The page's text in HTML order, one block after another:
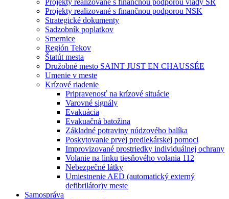
Projekty realizované s finančnou podporou vlády SR
Projekty realizované s finančnou podporou NSK
Strategické dokumenty
Sadzobník poplatkov
Smernice
Región Tekov
Štatút mesta
Družobné mesto SAINT JUST EN CHAUSSÉE
Umenie v meste
Krízové riadenie
Pripravenosť na krízové situácie
Varovné signály
Evakuácia
Evakuačná batožina
Základné potraviny núdzového balíka
Poskytovanie prvej predlekárskej pomoci
Improvizované prostriedky individuálnej ochrany
Volanie na linku tiesňového volania 112
Nebezpečné látky
Umiestnenie AED (automatický externý
defibrilátor)v meste
Samospráva